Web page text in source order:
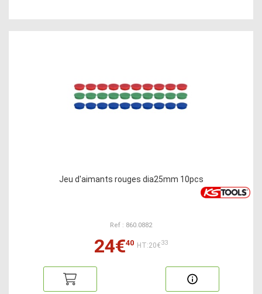
Jeu d'aimants rouges dia25mm 10pcs
Ref : 860.0882
24€40 HT:20€33